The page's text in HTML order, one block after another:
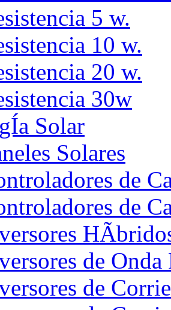
5 w.
10 w.
20 w.
30w
Solar
Solares
de
de
de
de